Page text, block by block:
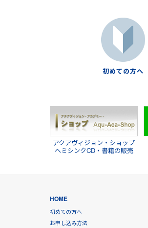
初めての方へ
アクアヴィジョン・ショップ
ヘミシンクCD・書籍の販売
HOME
初めての方へ
お申し込み方法